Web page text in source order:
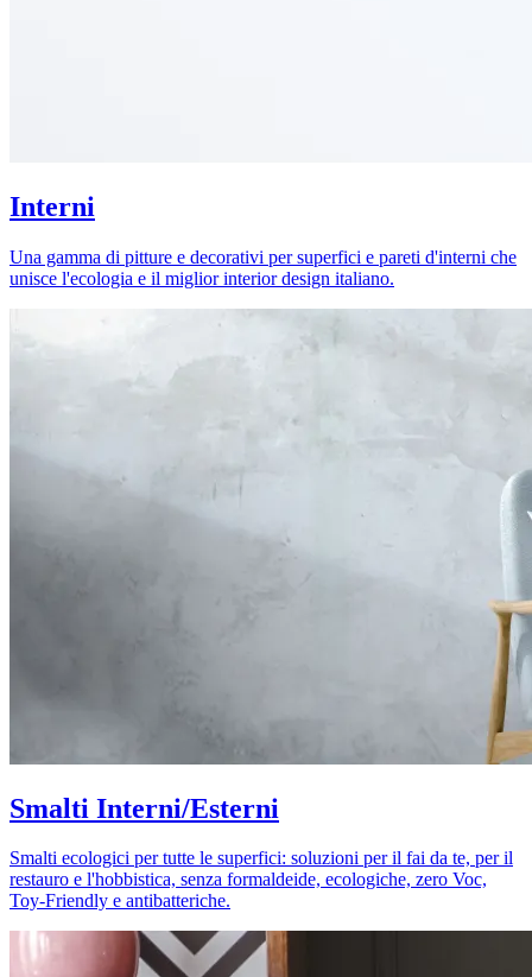
Interni
Una gamma di pitture e decorativi per superfici e pareti d'interni che
unisce l'ecologia e il miglior interior design italiano.
Smalti Interni/Esterni
Smalti ecologici per tutte le superfici: soluzioni per il fai da te, per il
restauro e l'hobbistica, senza formaldeide, ecologiche, zero Voc,
Toy-Friendly e antibatteriche.